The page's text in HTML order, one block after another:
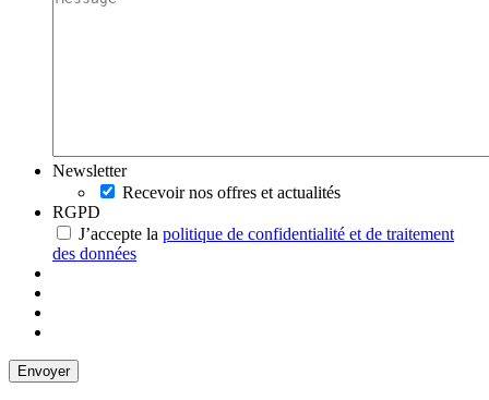
Newsletter
Recevoir nos offres et actualités
RGPD
J’accepte la politique de confidentialité et de traitement
des données